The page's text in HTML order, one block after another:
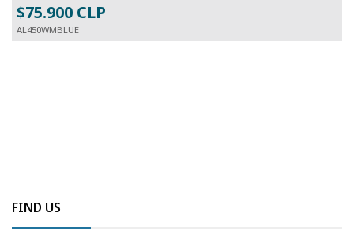
$75.900 CLP
AL450WMBLUE
FIND US